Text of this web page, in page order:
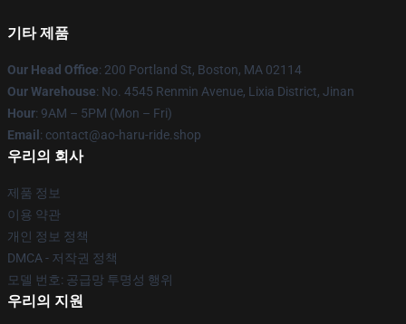
기타 제품
Our Head Office: 200 Portland St, Boston, MA 02114
Our Warehouse: No. 4545 Renmin Avenue, Lixia District, Jinan
Hour: 9AM – 5PM (Mon – Fri)
Email : contact@ao-haru-ride.shop
우리의 회사
제품 정보
이용 약관
개인 정보 정책
DMCA - 저작권 정책
모델 번호: 공급망 투명성 행위
우리의 지원